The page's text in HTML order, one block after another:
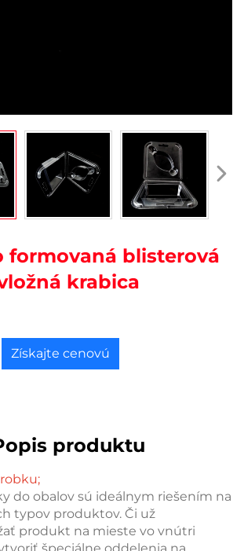
formovaná blisterová
krabica
Získajte cenovú
produktu
do obalov sú ideálnym riešením na
typov produktov. Či už
produkt na mieste vo vnútri
špeciálne oddelenia na